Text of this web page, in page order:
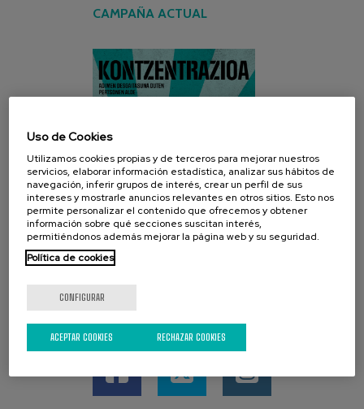
CAMPAÑA ACTUAL
REDES SOCIALES
Uso de Cookies
Utilizamos cookies propias y de terceros para mejorar nuestros
servicios, elaborar información estadística, analizar sus hábitos de
navegación, inferir grupos de interés, crear un perfil de sus
intereses y mostrarle anuncios relevantes en otros sitios. Esto nos
permite personalizar el contenido que ofrecemos y obtener
información sobre qué secciones suscitan interés,
permitiéndonos además mejorar la página web y su seguridad.
Política de cookies
CONFIGURAR
RECHAZAR COOKIES
ACEPTAR COOKIES